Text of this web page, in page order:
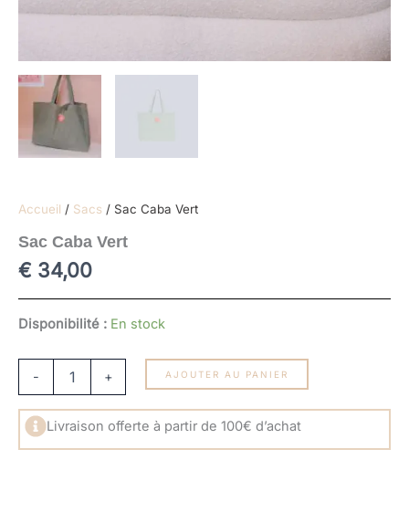
Accueil / Sacs / Sac Caba Vert
Sac Caba Vert
€ 34,00
Disponibilité : En stock
-
quantité
Sac
Caba
Vert
+ AJOUTER AU PANIER
Livraison offerte à partir de 100€ d’achat